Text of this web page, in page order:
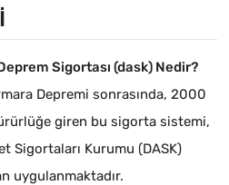
Sigortası (dask) Nedir?
Depremi sonrasında, 2000
giren bu sigorta sistemi,
Sigortaları Kurumu (DASK)
uygulanmaktadır.